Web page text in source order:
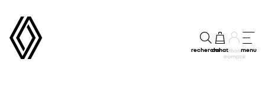
rechercheachatmon
compte
menu